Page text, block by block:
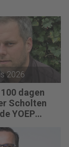
2026
dagen
Scholten
YOEP
pas echt